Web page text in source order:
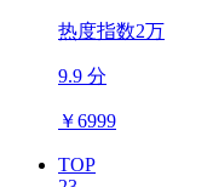
热度指数2万
9.9 分
￥6999
TOP